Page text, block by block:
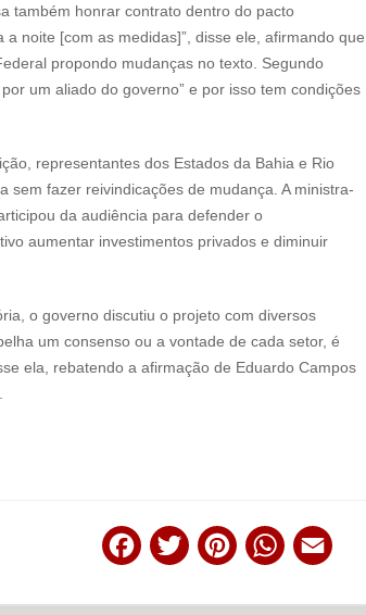
também honrar contrato dentro do pacto
noite [com as medidas]”, disse ele, afirmando que
propondo mudanças no texto. Segundo
um aliado do governo” e por isso tem condições
representantes dos Estados da Bahia e Rio
sem fazer reivindicações de mudança. A ministra-
da audiência para defender o
aumentar investimentos privados e diminuir
o governo discutiu o projeto com diversos
um consenso ou a vontade de cada setor, é
ela, rebatendo a afirmação de Eduardo Campos
Facebook
Twitter PinterestWhatsApp